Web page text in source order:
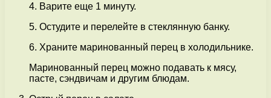
4. Варите еще 1 минуту.
5. Остудите и перелейте в стеклянную банку.
6. Храните маринованный перец в холодильнике.
Маринованный перец можно подавать к мясу,
пасте, сэндвичам и другим блюдам.